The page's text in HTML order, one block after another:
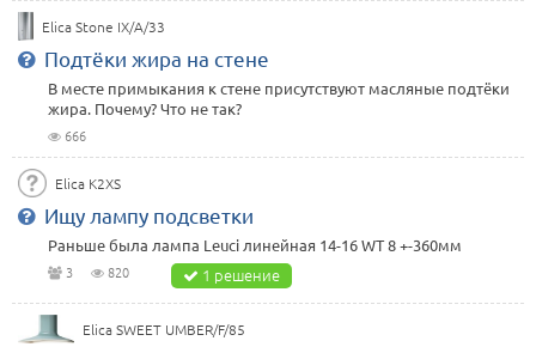
Elica Stone IX/A/33
Подтёки жира на стене
В месте примыкания к стене присутствуют масляные подтёки
жира. Почему? Что не так?
666
Elica K2XS
Ищу лампу подсветки
Раньше была лампа Leuci линейная 14-16 WT 8 +-360мм
3 820 1 решение
Elica SWEET UMBER/F/85